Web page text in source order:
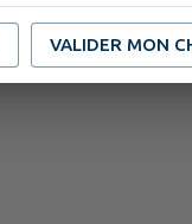
VALIDER MON